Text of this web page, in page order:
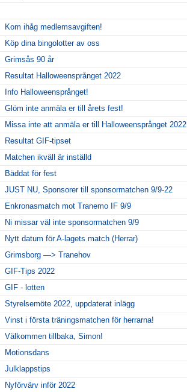
Kom ihåg medlemsavgiften!
Köp dina bingolotter av oss
Grimsås 90 år
Resultat Halloweensprånget 2022
Info Halloweensprånget!
Glöm inte anmäla er till årets fest!
Missa inte att anmäla er till Halloweensprånget 2022
Resultat GIF-tipset
Matchen ikväll är inställd
Bäddat för fest
JUST NU, Sponsorer till sponsormatchen 9/9-22
Enkronasmatch mot Tranemo IF 9/9
Ni missar väl inte sponsormatchen 9/9
Nytt datum för A-lagets match (Herrar)
Grimsborg —> Tranehov
GIF-Tips 2022
GIF - lotten
Styrelsemöte 2022, uppdaterat inlägg
Vinst i första träningsmatchen för herrarna!
Välkommen tillbaka, Simon!
Motionsdans
Julklappstips
Nyförvärv inför 2022